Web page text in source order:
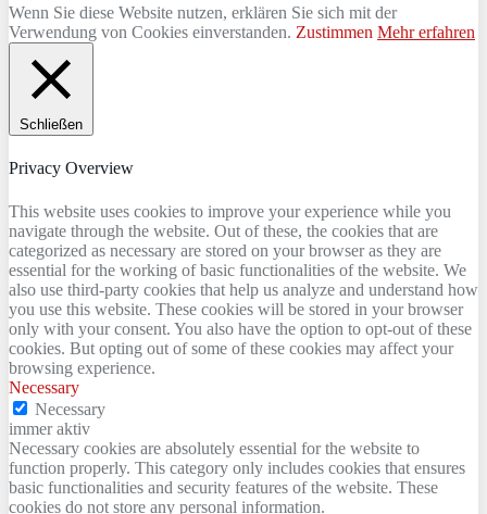
Wenn Sie diese Website nutzen, erklären Sie sich mit der
Verwendung von Cookies einverstanden. Zustimmen Mehr erfahren
Schließen
Privacy Overview
This website uses cookies to improve your experience while you
navigate through the website. Out of these, the cookies that are
categorized as necessary are stored on your browser as they are
essential for the working of basic functionalities of the website. We
also use third-party cookies that help us analyze and understand how
you use this website. These cookies will be stored in your browser
only with your consent. You also have the option to opt-out of these
cookies. But opting out of some of these cookies may affect your
browsing experience.
Necessary
Necessary
immer aktiv
Necessary cookies are absolutely essential for the website to
function properly. This category only includes cookies that ensures
basic functionalities and security features of the website. These
cookies do not store any personal information.